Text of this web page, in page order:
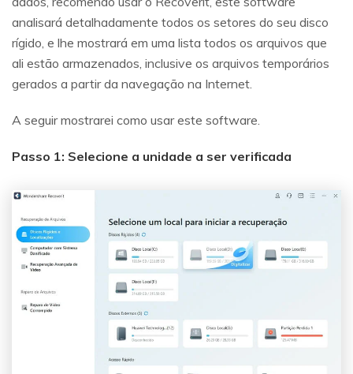
analisará detalhadamente todos os setores do seu disco
rígido, e lhe mostrará em uma lista todos os arquivos que
ali estão armazenados, inclusive os arquivos temporários
gerados a partir da navegação na Internet.
A seguir mostrarei como usar este software.
Passo 1: Selecione a unidade a ser verificada